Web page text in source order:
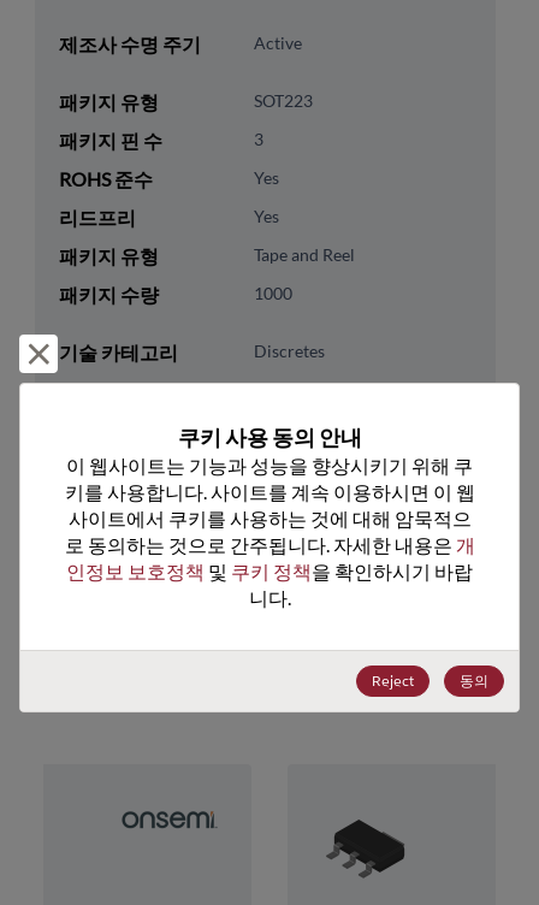
제조사 수명 주기 Active
패키지 유형 SOT223
패키지 핀 수 3
ROHS 준수 Yes
리드프리 Yes
패키지 유형 Tape and Reel
패키지 수량 1000
기술 카테고리 Discretes
기술 하위 카테고리 Transistor
Bipolar Transistors
미국 HTS 코드 8541.29.0065
ECCN EAR99
추천 대체 제품
거부 및 닫기
쿠키 사용 동의 안내
이 웹사이트는 기능과 성능을 향상시키기 위해 쿠
키를 사용합니다. 사이트를 계속 이용하시면 이 웹
사이트에서 쿠키를 사용하는 것에 대해 암묵적으
로 동의하는 것으로 간주됩니다. 자세한 내용은 개
인정보 보호정책 및 쿠키 정책을 확인하시기 바랍
니다.
Reject 동의